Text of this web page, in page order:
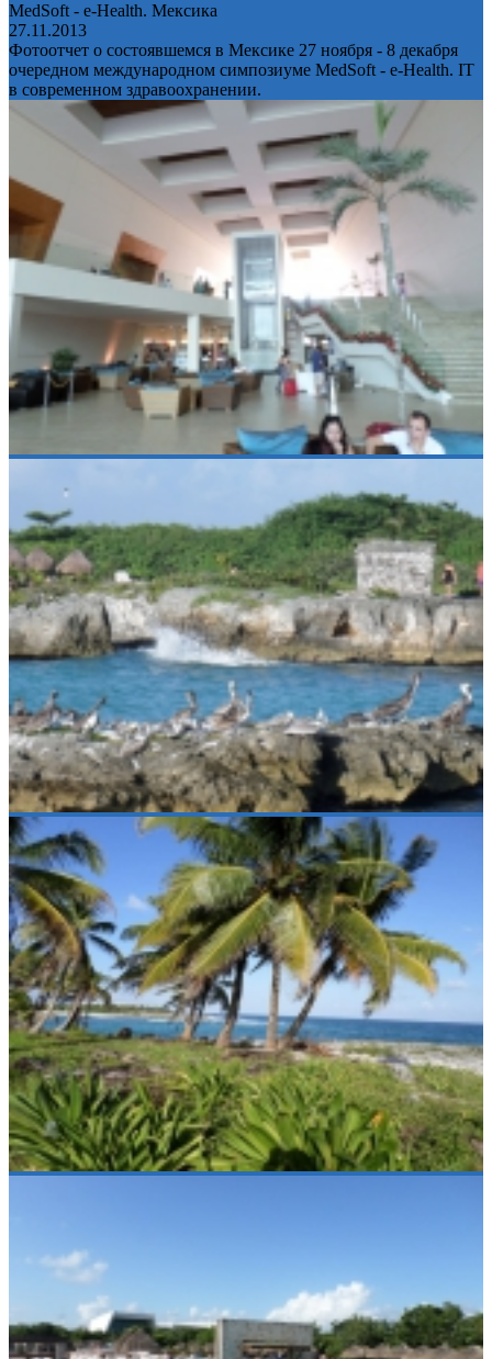
MedSoft - e-Health. Мексика
27.11.2013
Фотоотчет о состоявшемся в Мексике 27 ноября - 8 декабря
очередном международном симпозиуме MedSoft - e-Health. IT
в современном здравоохранении.